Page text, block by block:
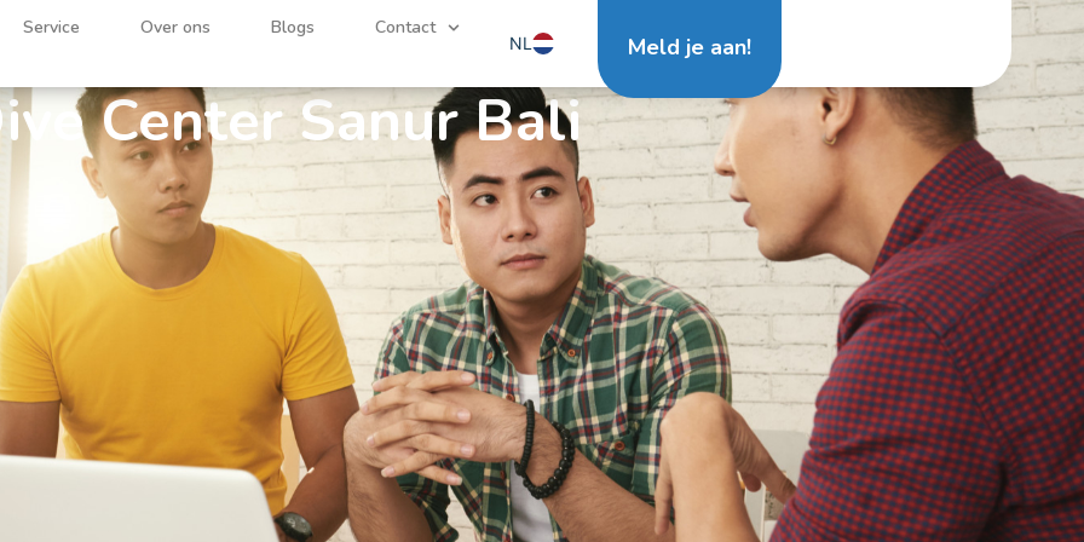
Service Over ons Blogs Contact
NL
EN
Meld je aan!
Stage
Center Sanur Bali